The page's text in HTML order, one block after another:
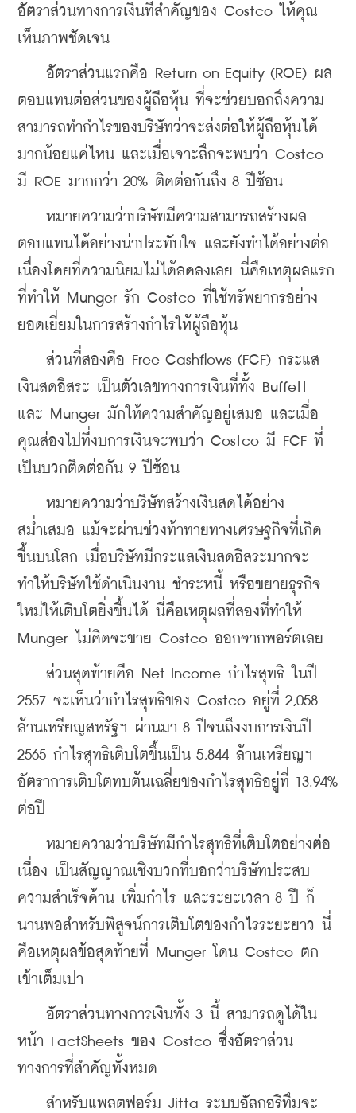
อัตราส่วนทางการเงินที่สำคัญของ Costco ให้คุณ
เห็นภาพชัดเจน
อัตราส่วนแรกคือ Return on Equity (ROE) ผล
ตอบแทนต่อส่วนของผู้ถือหุ้น ที่จะช่วยบอกถึงความ
สามารถทำกำไรของบริษัทว่าจะส่งต่อให้ผู้ถือหุ้นได้
มากน้อยแค่ไหน และเมื่อเจาะลึกจะพบว่า Costco
มี ROE มากกว่า 20% ติดต่อกันถึง 8 ปีซ้อน
หมายความว่าบริษัทมีความสามารถสร้างผล
ตอบแทนได้อย่างน่าประทับใจ และยังทำได้อย่างต่อ
เนื่องโดยที่ความนิยมไม่ได้ลดลงเลย นี่คือเหตุผลแรก
ที่ทำให้ Munger รัก Costco ที่ใช้ทรัพยากรอย่าง
ยอดเยี่ยมในการสร้างกำไรให้ผู้ถือหุ้น
ส่วนที่สองคือ Free Cashflows (FCF) กระแส
เงินสดอิสระ เป็นตัวเลขทางการเงินที่ทั้ง Buffett
และ Munger มักให้ความสำคัญอยู่เสมอ และเมื่อ
คุณส่องไปที่งบการเงินจะพบว่า Costco มี FCF ที่
เป็นบวกติดต่อกัน 9 ปีซ้อน
หมายความว่าบริษัทสร้างเงินสดได้อย่าง
สม่ำเสมอ แม้จะผ่านช่วงท้าทายทางเศรษฐกิจที่เกิด
ขึ้นบนโลก เมื่อบริษัทมีกระแสเงินสดอิสระมากจะ
ทำให้บริษัทใช้ดำเนินงาน ชำระหนี้ หรือขยายธุรกิจ
ใหม่ให้เติบโตยิ่งขึ้นได้ นี่คือเหตุผลที่สองที่ทำให้
Munger ไม่คิดจะขาย Costco ออกจากพอร์ตเลย
ส่วนสุดท้ายคือ Net Income กำไรสุทธิ ในปี
2557 จะเห็นว่ากำไรสุทธิของ Costco อยู่ที่ 2,058
ล้านเหรียญสหรัฐฯ ผ่านมา 8 ปีจนถึงงบการเงินปี
2565 กำไรสุทธิเติบโตขึ้นเป็น 5,844 ล้านเหรียญฯ
อัตราการเติบโตทบต้นเฉลี่ยของกำไรสุทธิอยู่ที่ 13.94%
ต่อปี
หมายความว่าบริษัทมีกำไรสุทธิที่เติบโตอย่างต่อ
เนื่อง เป็นสัญญาณเชิงบวกที่บอกว่าบริษัทประสบ
ความสำเร็จด้าน เพิ่มกำไร และระยะเวลา 8 ปี ก็
นานพอสำหรับพิสูจน์การเติบโตของกำไรระยะยาว นี่
คือเหตุผลข้อสุดท้ายที่ Munger โดน Costco ตก
เข้าเต็มเปา
อัตราส่วนทางการเงินทั้ง 3 นี้ สามารถดูได้ใน
หน้า FactSheets ของ Costco ซึ่งอัตราส่วน
ทางการที่สำคัญทั้งหมด
สำหรับแพลตฟอร์ม Jitta ระบบอัลกอริทึมจะ